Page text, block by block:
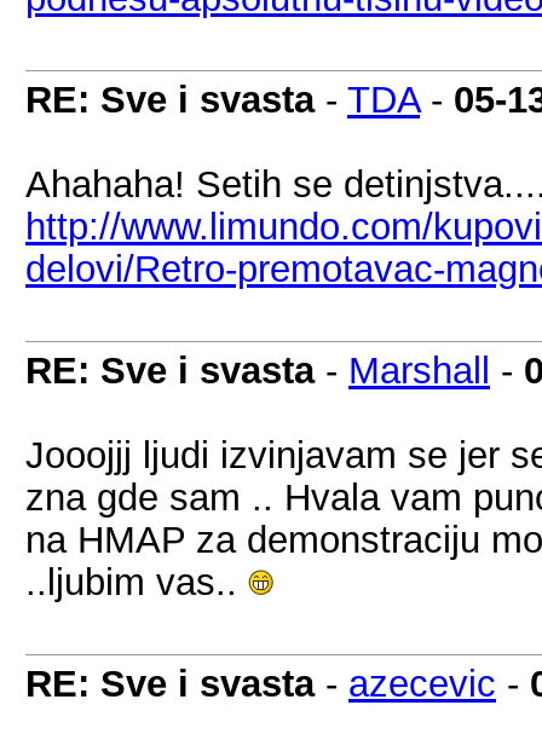
RE: Sve i svasta- TDA- 05-
Ahahaha! Setih se
http://www.limundo.com/
delovi/Retro-premotavac-
RE: Sve i svasta- Marshall -
Jooojjj ljudi izvinjavam se jer
zna gde sam .. Hvala vam
na HMAP za demonstraciju
..ljubim vas..
RE: Sve i svasta- azecevic -